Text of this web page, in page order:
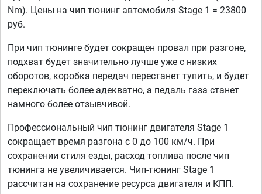
Nm). Цены на чип тюнинг автомобиля Stage 1 = 23800
руб.
При чип тюнинге будет сокращен провал при разгоне,
подхват будет значительно лучше уже с низких
оборотов, коробка передач перестанет тупить, и будет
переключать более адекватно, а педаль газа станет
намного более отзывчивой.
Профессиональный чип тюнинг двигателя Stage 1
сокращает время разгона с 0 до 100 км/ч. При
сохранении стиля езды, расход топлива после чип
тюнинга не увеличивается. Чип-тюнинг Stage 1
рассчитан на сохранение ресурса двигателя и КПП.